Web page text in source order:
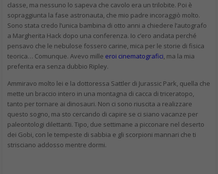
classe, ma nessuno lo sapeva che cavolo era un trilobite. Poi è
sopraggiunta la fase astronauta, che mio padre incoraggiò molto.
Sono stata credo l’unica bambina di otto anni a chiedere l’autografo
a Margherita Hack dopo una conferenza. Io c’ero andata perché
pensavo che le nebulose fossero carine, mica per le storie di fisica
teorica… Comunque. Avevo mille eroi cinematografici , ma la mia
preferita era senza dubbio Ripley.
Ammiravo molto lei e la dottoressa Sattler di Jurassic Park, quella che
mette un braccio intero in una montagna di cacca di triceratopo,
tanto per tornare ai dinosauri. Non ci sono riuscita a realizzare
questo sogno, ma sto cercando di capire se ci siano vacanze per
paleontologi dilettanti. Tipo, due settimane a picconare nel deserto
dei Gobi, con le tempeste di sabbia e gli scorpioni mannari che ti
strisciano addosso mentre dormi.